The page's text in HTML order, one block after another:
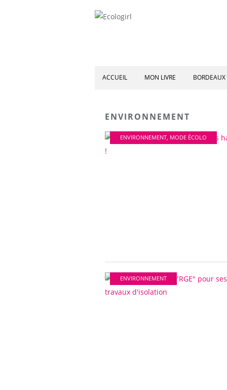
ACCUEIL MON LIVRE
ENVIRONNEMENT
ENVIRONNEMENT, MODE ÉCOLO
ENVIRONNEMENT